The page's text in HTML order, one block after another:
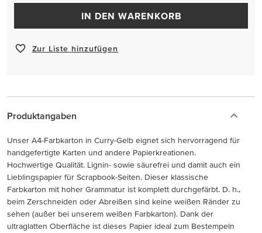
IN DEN WARENKORB
Zur Liste hinzufügen
Produktangaben
Unser A4-Farbkarton in Curry-Gelb eignet sich hervorragend für
handgefertigte Karten und andere Papierkreationen.
Hochwertige Qualität. Lignin- sowie säurefrei und damit auch ein
Lieblingspapier für Scrapbook-Seiten. Dieser klassische
Farbkarton mit hoher Grammatur ist komplett durchgefärbt. D. h.,
beim Zerschneiden oder Abreißen sind keine weißen Ränder zu
sehen (außer bei unserem weißen Farbkarton). Dank der
ultraglatten Oberfläche ist dieses Papier ideal zum Bestempeln